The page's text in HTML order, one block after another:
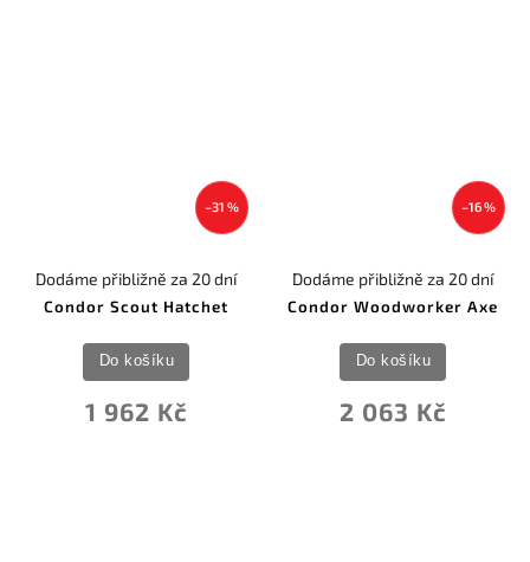
–31 %
Condor Scout Hatchet
Dodáme přibližně za 20 dní
1 962 Kč
Do košíku
–16 %
Condor Woodworker Axe
Dodáme přibližně za 20 dní
2 063 Kč
Do košíku